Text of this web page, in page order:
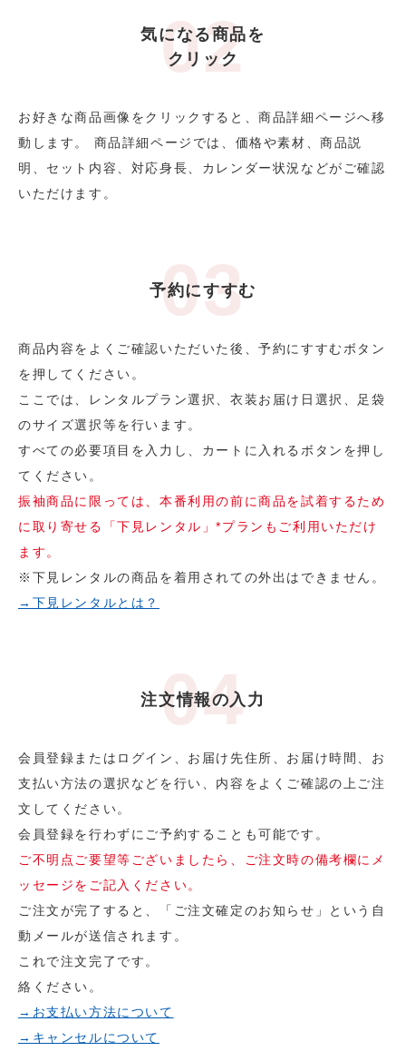
気になる商品を
クリック
お好きな商品画像をクリックすると、商品詳細ページへ移
動します。 商品詳細ページでは、価格や素材、商品説
明、セット内容、対応身長、カレンダー状況などがご確認
いただけます。
予約にすすむ
商品内容をよくご確認いただいた後、予約にすすむボタン
を押してください。
ここでは、レンタルプラン選択、衣装お届け日選択、足袋
のサイズ選択等を行います。
すべての必要項目を入力し、カートに入れるボタンを押し
てください。
振袖商品に限っては、本番利用の前に商品を試着するため
に取り寄せる「下見レンタル」*プランもご利用いただけ
ます。
※下見レンタルの商品を着用されての外出はできません。
→下見レンタルとは？
注文情報の入力
会員登録またはログイン、お届け先住所、お届け時間、お
支払い方法の選択などを行い、内容をよくご確認の上ご注
文してください。
会員登録を行わずにご予約することも可能です。
ご不明点ご要望等ございましたら、ご注文時の備考欄にメ
ッセージをご記入ください。
ご注文が完了すると、「ご注文確定のお知らせ」という自
動メールが送信されます。
これで注文完了です。
絡ください。
→お支払い方法について
→キャンセルについて